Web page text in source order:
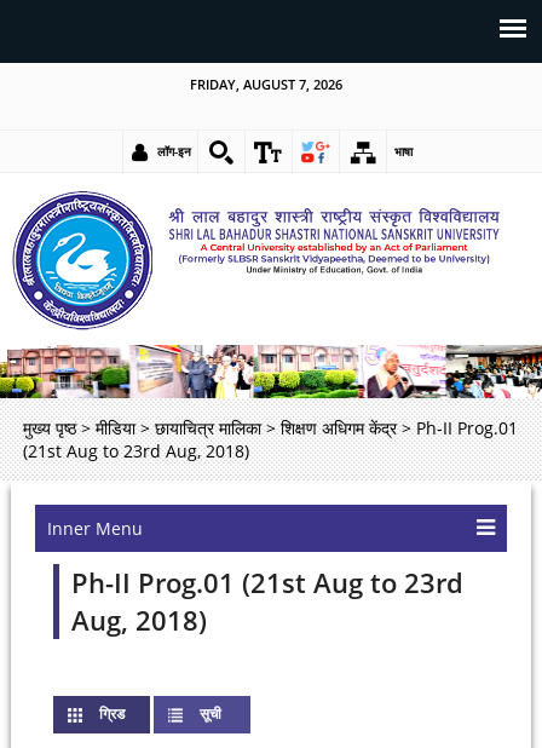
FRIDAY, AUGUST 7, 2026
लॉग-इन भाषा
मुख्य पृष्ठ > मीडिया > छायाचित्र मालिका > शिक्षण अधिगम केंद्र > Ph-II Prog.01
(21st Aug to 23rd Aug, 2018)
Inner Menu
Ph-II Prog.01 (21st Aug to 23rd
Aug, 2018)
ग्रिड(active tab) सूची